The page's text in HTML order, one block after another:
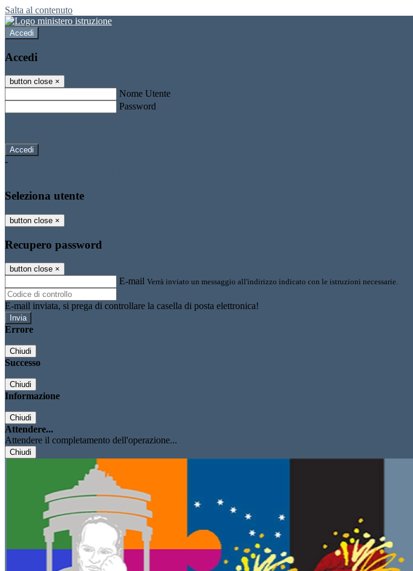
Salta al contenuto
Accedi
Accedi
button close ×
Nome Utente
Password
-
Seleziona utente
button close ×
Recupero password
button close ×
E-mail Verrà inviato un messaggio all'indirizzo indicato con le istruzioni necessarie.
E-mail inviata, si prega di controllare la casella di posta elettronica!
Errore
Chiudi
Successo
Chiudi
Informazione
Chiudi
Attendere...
Attendere il completamento dell'operazione...
Chiudi